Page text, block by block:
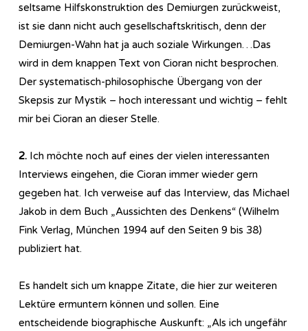
seltsame Hilfskonstruktion des Demiurgen zurückweist,
ist sie dann nicht auch gesellschaftskritisch, denn der
Demiurgen-Wahn hat ja auch soziale Wirkungen…Das
wird in dem knappen Text von Cioran nicht besprochen.
Der systematisch-philosophische Übergang von der
Skepsis zur Mystik – hoch interessant und wichtig – fehlt
mir bei Cioran an dieser Stelle.
2. Ich möchte noch auf eines der vielen interessanten
Interviews eingehen, die Cioran immer wieder gern
gegeben hat. Ich verweise auf das Interview, das Michael
Jakob in dem Buch „Aussichten des Denkens“ (Wilhelm
Fink Verlag, München 1994 auf den Seiten 9 bis 38)
publiziert hat.
Es handelt sich um knappe Zitate, die hier zur weiteren
Lektüre ermuntern können und sollen. Eine
entscheidende biographische Auskunft: „Als ich ungefähr